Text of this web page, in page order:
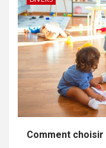
Comment choisir